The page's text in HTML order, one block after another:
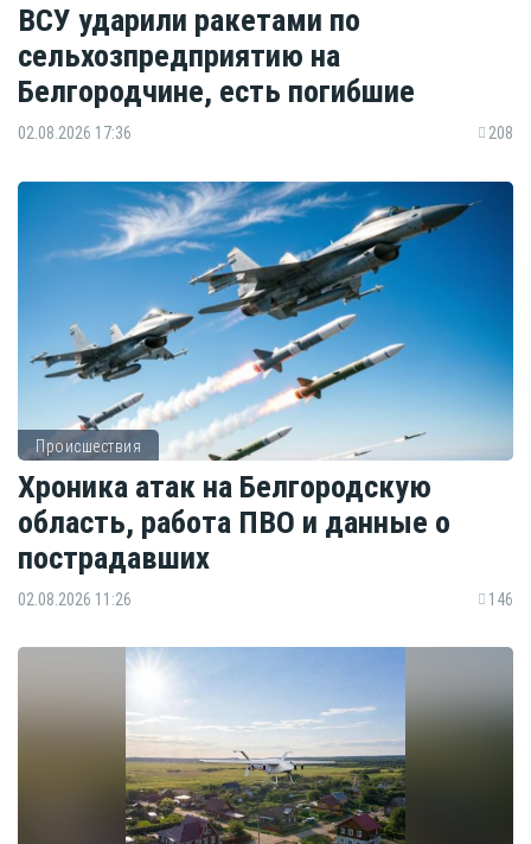
ВСУ ударили ракетами по
сельхозпредприятию на
Белгородчине, есть погибшие
02.08.2026 17:36 208
Происшествия
Хроника атак на Белгородскую
область, работа ПВО и данные о
пострадавших
02.08.2026 11:26 146